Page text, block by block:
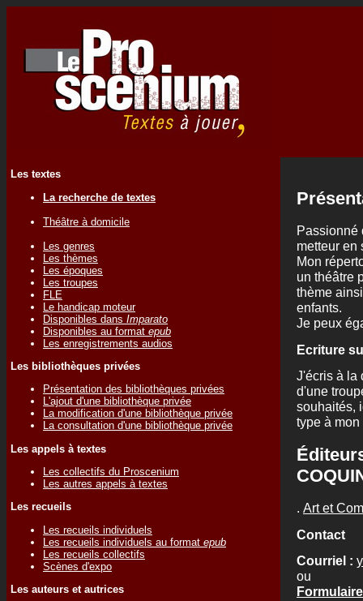
Les textes
La recherche de textes
Théâtre à domicile
Les genres
Les thèmes
Les époques
Les troupes
FLE
Le handicap moteur
Disponibles dans Imparato
Disponibles au format epub
Les enregistrements audios
Les bibliothèques privées
Présentation des bibliothèques privées
L'ajout d'une bibliothèque privée
La modification d'une bibliothèque privée
La consultation d'une bibliothèque privée
Les appels à textes
Les collectifs du Proscenium
Les autres appels à textes
Les recueils
Les recueils individuels
Les recueils individuels au format epub
Les recueils collectifs
Scènes d'expo
Les auteurs et autrices
Passionné
metteur en
Mon
un théâtre
thème
enfants.
Je peux
Ecriture
J'écris à la
d'une
souhaités,
type à
. Art et
Contact
Courriel :
ou